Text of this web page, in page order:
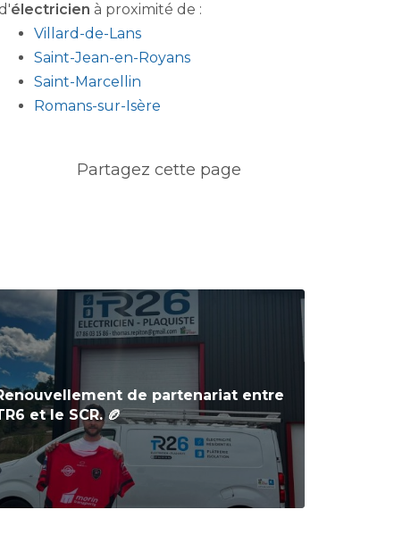
électricien à proximité de :
Villard-de-Lans
Saint-Jean-en-Royans
Saint-Marcellin
Romans-sur-Isère
de partenariat entre
et le SCR. 🏉